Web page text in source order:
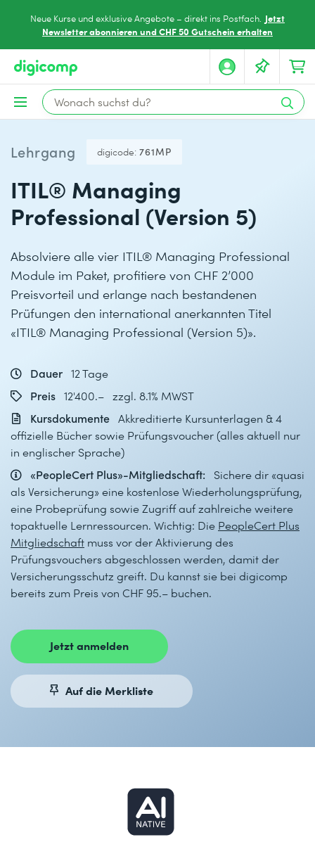
Neue Kurse und exklusive Angebote – direkt ins Postfach. Jetzt
Newsletter abonnieren und CHF 50 Gutschein erhalten
Lehrgang digicode: 761MP
ITIL® Managing
Professional (Version 5)
Absolviere alle vier ITIL® Managing Professional
Module im Paket, profitiere von CHF 2’000
Preisvorteil und erlange nach bestandenen
Prüfungen den international anerkannten Titel
«ITIL® Managing Professional (Version 5)».
Dauer 12 Tage
Preis 12'400.– zzgl. 8.1% MWST
Kursdokumente Akkreditierte Kursunterlagen & 4
offizielle Bücher sowie Prüfungsvoucher (alles aktuell nur
in englischer Sprache)
«PeopleCert Plus»-Mitgliedschaft:
Sichere dir «quasi
als Versicherung» eine kostenlose Wiederholungsprüfung,
eine Probeprüfung sowie Zugriff auf zahlreiche weitere
topaktuelle Lernressourcen. Wichtig: Die PeopleCert Plus
Mitgliedschaft muss vor der Aktivierung des
Prüfungsvouchers abgeschlossen werden, damit der
Versicherungsschutz greift. Du kannst sie bei digicomp
bereits zum Preis von CHF 95.– buchen.
Jetzt anmelden
Auf die Merkliste